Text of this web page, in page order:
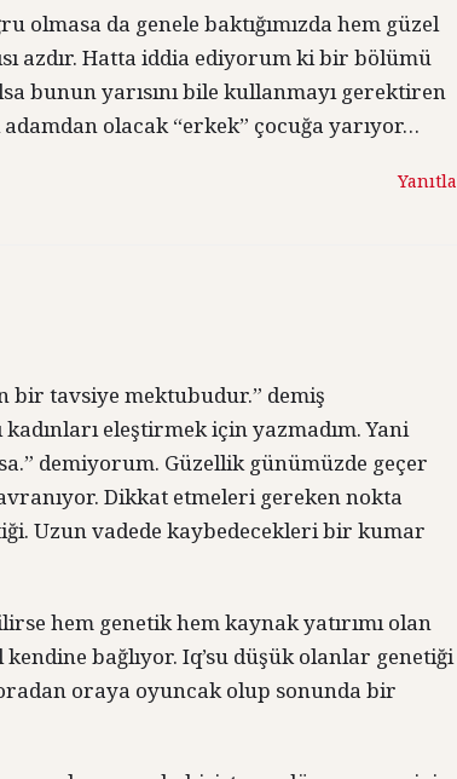
olmasa da genele baktığımızda hem güzel
azdır. Hatta iddia ediyorum ki bir bölümü
bunun yarısını bile kullanmayı gerektiren
olacak “erkek” çocuğa yarıyor…
Yanıtla
bir tavsiye mektubudur.” demiş
eleştirmek için yazmadım. Yani
demiyorum. Güzellik günümüzde geçer
Dikkat etmeleri gereken nokta
Uzun vadede kaybedecekleri bir kumar
hem genetik hem kaynak yatırımı olan
bağlıyor. Iq’su düşük olanlar genetiği
oraya oyuncak olup sonunda bir